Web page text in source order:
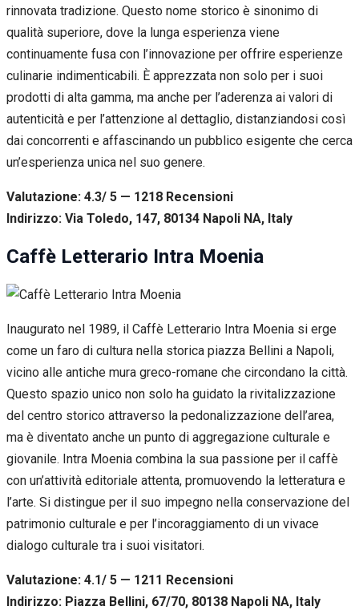
rinnovata tradizione. Questo nome storico è sinonimo di
qualità superiore, dove la lunga esperienza viene
continuamente fusa con l’innovazione per offrire esperienze
culinarie indimenticabili. È apprezzata non solo per i suoi
prodotti di alta gamma, ma anche per l’aderenza ai valori di
autenticità e per l’attenzione al dettaglio, distanziandosi così
dai concorrenti e affascinando un pubblico esigente che cerca
un’esperienza unica nel suo genere.
Valutazione: 4.3/ 5 — 1218 Recensioni
Indirizzo: Via Toledo, 147, 80134 Napoli NA, Italy
Caffè Letterario Intra Moenia
Inaugurato nel 1989, il Caffè Letterario Intra Moenia si erge
come un faro di cultura nella storica piazza Bellini a Napoli,
vicino alle antiche mura greco-romane che circondano la città.
Questo spazio unico non solo ha guidato la rivitalizzazione
del centro storico attraverso la pedonalizzazione dell’area,
ma è diventato anche un punto di aggregazione culturale e
giovanile. Intra Moenia combina la sua passione per il caffè
con un’attività editoriale attenta, promuovendo la letteratura e
l’arte. Si distingue per il suo impegno nella conservazione del
patrimonio culturale e per l’incoraggiamento di un vivace
dialogo culturale tra i suoi visitatori.
Valutazione: 4.1/ 5 — 1211 Recensioni
Indirizzo: Piazza Bellini, 67/70, 80138 Napoli NA, Italy